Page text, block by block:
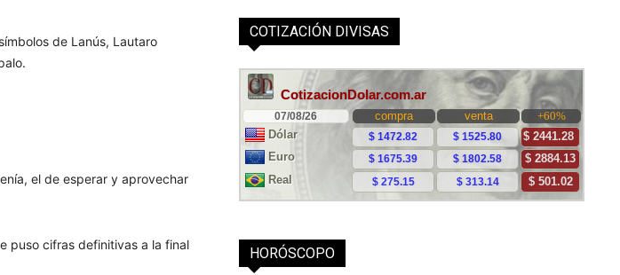
de Lanús, Lautaro
el de esperar y aprovechar
puso cifras definitivas a la final
COTIZACIÓN DIVISAS
HORÓSCOPO